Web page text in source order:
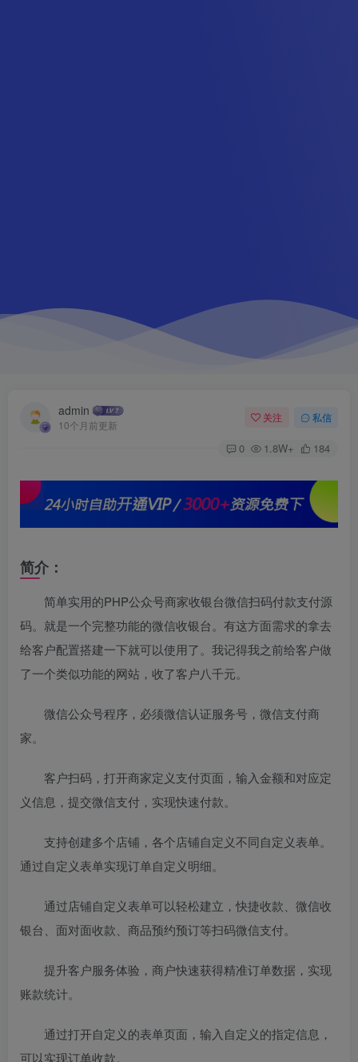
admin
10个月前更新
关注 私信
0 1.8W+ 184
简介：
简单实用的PHP公众号商家收银台微信扫码付款支付源
码。就是一个完整功能的微信收银台。有这方面需求的拿去
给客户配置搭建一下就可以使用了。我记得我之前给客户做
了一个类似功能的网站，收了客户八千元。
微信公众号程序，必须微信认证服务号，微信支付商
家。
客户扫码，打开商家定义支付页面，输入金额和对应定
义信息，提交微信支付，实现快速付款。
支持创建多个店铺，各个店铺自定义不同自定义表单。
通过自定义表单实现订单自定义明细。
通过店铺自定义表单可以轻松建立，快捷收款、微信收
银台、面对面收款、商品预约预订等扫码微信支付。
提升客户服务体验，商户快速获得精准订单数据，实现
账款统计。
通过打开自定义的表单页面，输入自定义的指定信息，
可以实现订单收款。